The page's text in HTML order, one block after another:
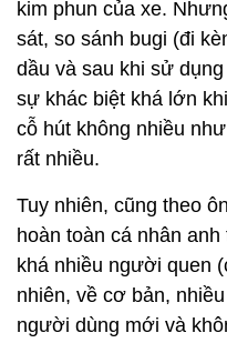
kim phun của xe.
sát, so sánh bugi (đi
dầu và sau khi sử
sự khác biệt khá lớn
cỗ hút không nhiều
rất nhiều.
Tuy nhiên, cũng theo
hoàn toàn cá nhân
khá nhiều người quen
nhiên, về cơ bản,
người dùng mới và